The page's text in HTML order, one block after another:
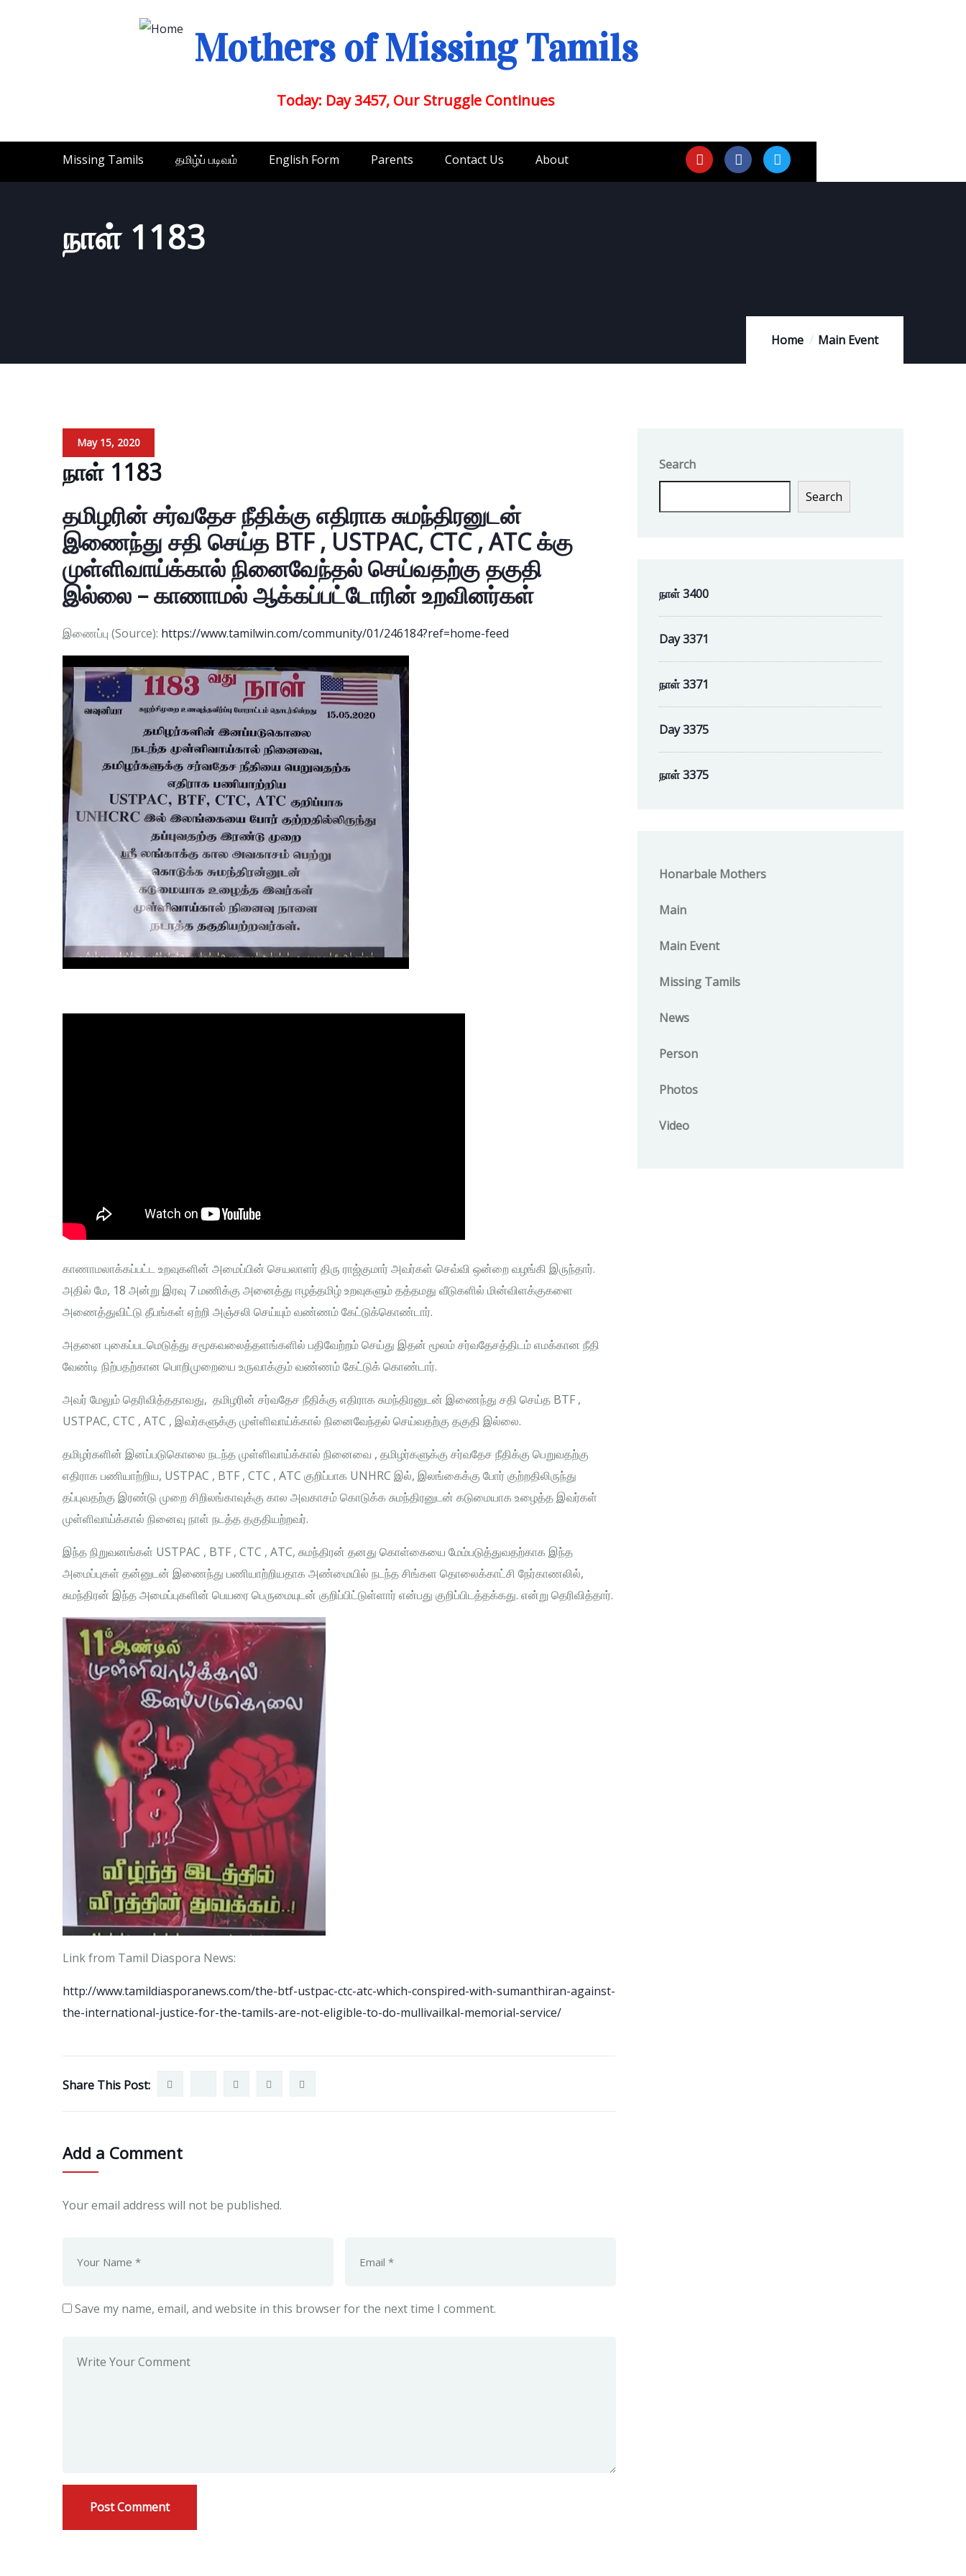
Mothers of Missing Tamils
Today: Day 3457, Our Struggle Continues
Missing Tamils தமிழ்ப் படிவம் English Form Parents Contact Us About
நாள் 1183
Home Main Event
May 15, 2020
நாள் 1183
தமிழரின் சர்வதேச நீதிக்கு எதிராக சுமந்திரனுடன்
இணைந்து சதி செய்த BTF , USTPAC, CTC , ATC க்கு
முள்ளிவாய்க்கால் நினைவேந்தல் செய்வதற்கு தகுதி
இல்லை – காணாமல் ஆக்கப்பட்டோரின் உறவினர்கள்
இணைப்பு (Source): https://www.tamilwin.com/community/01/246184?ref=home-feed
காணாமலாக்கப்பட்ட உறவுகளின் அமைப்பின் செயலாளர் திரு ராஜ்குமார் அவர்கள் செவ்வி ஒன்றை வழங்கி இருந்தார்.
அதில் மே, 18 அன்று இரவு 7 மணிக்கு அனைத்து ஈழத்தமிழ் உறவுகளும் தத்தமது வீடுகளில் மின்விளக்குகளை
அணைத்துவிட்டு தீபங்கள் ஏற்றி அஞ்சலி செய்யும் வண்ணம் கேட்டுக்கொண்டார்.
அதனை புகைப்படமெடுத்து சமூகவலைத்தளங்களில் பதிவேற்றம் செய்து இதன் மூலம் சர்வதேசத்திடம் எமக்கான நீதி
வேண்டி நிற்பதற்கான பொறிமுறையை உருவாக்கும் வண்ணம் கேட்டுக் கொண்டார்.
அவர் மேலும் தெரிவித்ததாவது, தமிழரின் சர்வதேச நீதிக்கு எதிராக சுமந்திரனுடன் இணைந்து சதி செய்த BTF ,
USTPAC, CTC , ATC , இவர்களுக்கு முள்ளிவாய்க்கால் நினைவேந்தல் செய்வதற்கு தகுதி இல்லை.
தமிழர்களின் இனப்படுகொலை நடந்த முள்ளிவாய்க்கால் நினைவை , தமிழர்களுக்கு சர்வதேச நீதிக்கு பெறுவதற்கு
எதிராக பணியாற்றிய, USTPAC , BTF , CTC , ATC குறிப்பாக UNHRC இல், இலங்கைக்கு போர் குற்றதிலிருந்து
தப்புவதற்கு இரண்டு முறை சிறிலங்காவுக்கு கால அவகாசம் கொடுக்க சுமந்திரனுடன் கடுமையாக உழைத்த இவர்கள்
முள்ளிவாய்க்கால் நினைவு நாள் நடத்த தகுதியற்றவர்.
இந்த நிறுவனங்கள் USTPAC , BTF , CTC , ATC, சுமந்திரன் தனது கொள்கையை மேம்படுத்துவதற்காக இந்த
அமைப்புகள் தன்னுடன் இணைந்து பணியாற்றியதாக அண்மையில் நடந்த சிங்கள தொலைக்காட்சி நேர்காணலில்,
சுமந்திரன் இந்த அமைப்புகளின் பெயரை பெருமையுடன் குறிப்பிட்டுள்ளார் என்பது குறிப்பிடத்தக்கது. என்று தெரிவித்தார்.
Link from Tamil Diaspora News:
http://www.tamildiasporanews.com/the-btf-ustpac-ctc-atc-which-conspired-with-sumanthiran-against-
the-international-justice-for-the-tamils-are-not-eligible-to-do-mullivailkal-memorial-service/
Share This Post:
Add a Comment
Your email address will not be published.
Save my name, email, and website in this browser for the next time I comment.
Search
Search
நாள் 3400
Day 3371
நாள் 3371
Day 3375
நாள் 3375
Honarbale Mothers
Main
Main Event
Missing Tamils
News
Person
Photos
Video